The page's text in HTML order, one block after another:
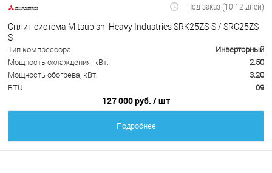
Под заказ (10-12 дней)
Сплит система Mitsubishi Heavy Industries SRK25ZS-S / SRC25ZS-
S
Тип компрессора
Инверторный
Мощность охлаждения, кВт:
2.50
Мощность обогрева, кВт:
3.20
BTU
09
127 000 руб. / шт
Подробнее